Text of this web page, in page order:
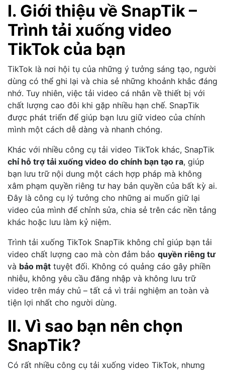
I. Giới thiệu về SnapTik –
Trình tải xuống video
TikTok của bạn
TikTok là nơi hội tụ của những ý tưởng sáng tạo, người
dùng có thể ghi lại và chia sẻ những khoảnh khắc đáng
nhớ. Tuy nhiên, việc tải video cá nhân về thiết bị với
chất lượng cao đôi khi gặp nhiều hạn chế. SnapTik
được phát triển để giúp bạn lưu giữ video của chính
mình một cách dễ dàng và nhanh chóng.
Khác với nhiều công cụ tải video TikTok khác, SnapTik
chỉ hỗ trợ tải xuống video do chính bạn tạo ra, giúp
bạn lưu trữ nội dung một cách hợp pháp mà không
xâm phạm quyền riêng tư hay bản quyền của bất kỳ ai.
Đây là công cụ lý tưởng cho những ai muốn giữ lại
video của mình để chỉnh sửa, chia sẻ trên các nền tảng
khác hoặc lưu làm kỷ niệm.
Trình tải xuống TikTok SnapTik không chỉ giúp bạn tải
video chất lượng cao mà còn đảm bảo quyền riêng tư
và bảo mật tuyệt đối. Không có quảng cáo gây phiền
nhiễu, không yêu cầu đăng nhập và không lưu trữ
video trên máy chủ – tất cả vì trải nghiệm an toàn và
tiện lợi nhất cho người dùng.
II. Vì sao bạn nên chọn
SnapTik?
Có rất nhiều công cụ tải xuống video TikTok, nhưng